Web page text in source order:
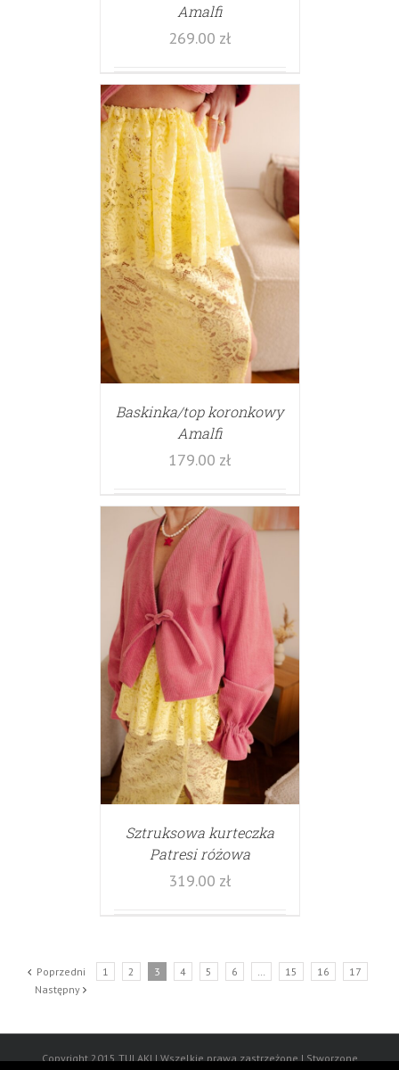
Amalfi
269.00 zł
Baskinka/top koronkowy
Amalfi
179.00 zł
Sztruksowa kurteczka
Patresi różowa
319.00 zł
Poprzedni 1 2 3 4 5 6 … 15 16
17
Następny
Copyright 2015 TULAKI | Wszelkie prawa zastrzeżone | Stworzone